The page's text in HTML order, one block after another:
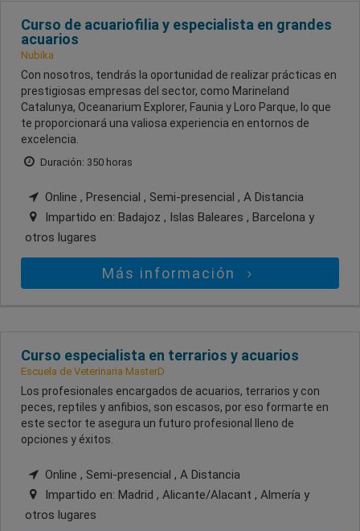
Curso de acuariofilia y especialista en grandes
acuarios
Nubika
Con nosotros, tendrás la oportunidad de realizar prácticas en
prestigiosas empresas del sector, como Marineland
Catalunya, Oceanarium Explorer, Faunia y Loro Parque, lo que
te proporcionará una valiosa experiencia en entornos de
excelencia.
Duración: 350 horas
Online , Presencial , Semi-presencial , A Distancia
Impartido en: Badajoz , Islas Baleares , Barcelona y
otros lugares
Más información
Curso especialista en terrarios y acuarios
Escuela de Veterinaria MasterD
Los profesionales encargados de acuarios, terrarios y con
peces, reptiles y anfibios, son escasos, por eso formarte en
este sector te asegura un futuro profesional lleno de
opciones y éxitos.
Online , Semi-presencial , A Distancia
Impartido en: Madrid , Alicante/Alacant , Almería y
otros lugares